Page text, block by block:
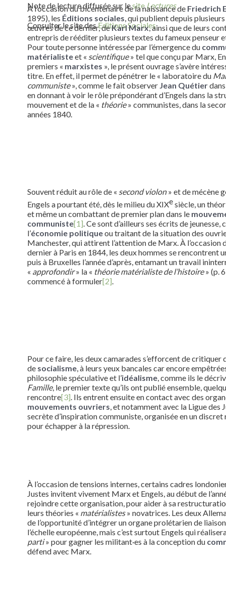
Note de lecture diffusée sur lesiteLectures
Consulter le site desEditions Sociales
À l’occasion du bicentenaire de la naissance de Friedrich
1895), les Éditions sociales, qui publient depuis
œuvres de ce dernier, deKarl Marx, ainsi que de leurs
entrepris de rééditer plusieurs textes du fameux penseur
Pour toute personne intéressée par l’émergence du
matérialisteet « scientifique» tel que conçu par Marx,
premiers « marxistes », le présent ouvrage s’avère
titre. En effet, il permet de pénétrer le « laboratoire du
communiste», comme le fait observer Jean Quétier
en donnant à voir le rôle prépondérant d’Engels dans la
mouvement et de la « théorie» communistes, dans la
années 1840.
Souvent réduit au rôle de « second violon» et de mécène
Engels a pourtant été, dès le milieu du XIXesiècle, un
et même un combattant de premier plan dans le
communiste[1]. Ce sont d’ailleurs ses écrits de jeunesse,
l’économie politiqueou traitant de la situation des
Manchester, qui attirent l’attention de Marx. À l’occasion
dernier à Paris en 1844, les deux hommes se rencontrent
puis à Bruxelles l’année d’après, entamant un travail
« approfondir» la « théorie matérialiste de l’histoire» (p.
commencé à formuler[2].
Pour ce faire, les deux camarades s’efforcent de
de socialisme, à leurs yeux bancales car encore
philosophie spéculative et l’idéalisme, comme ils le
Famille, le premier texte qu’ils ont publié ensemble,
rencontre[3]. Ils entrent ensuite en contact avec des
mouvements ouvriers, et notamment avec la Ligue des
secrète d’inspiration communiste, organisée en un discret
pour échapper à la répression.
À l’occasion de tensions internes, certains cadres
Justes invitent vivement Marx et Engels, au début de
rejoindre cette organisation, pour aider à sa
leurs théories « matérialistes» novatrices. Les deux
de l’opportunité d’intégrer un organe prolétarien de
l’échelle européenne, mais c’est surtout Engels qui
parti» pour gagner les militant·es à la conception du
défend avec Marx.